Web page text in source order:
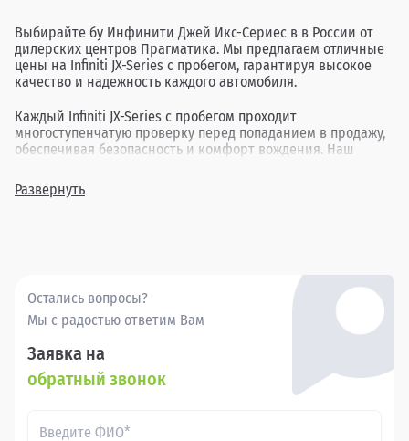
Выбирайте бу Инфинити Джей Икс-Сериес в в России от
дилерских центров Прагматика. Мы предлагаем отличные
цены на Infiniti JX-Series с пробегом, гарантируя высокое
качество и надежность каждого автомобиля.
Каждый Infiniti JX-Series с пробегом проходит
многоступенчатую проверку перед попаданием в продажу,
обеспечивая безопасность и комфорт вождения. Наш
года выпуска, позволяя найти идеальный вариант для
каждого клиента.
Развернуть
Остались вопросы?
Мы с радостью ответим Вам
Заявка на
обратный звонок